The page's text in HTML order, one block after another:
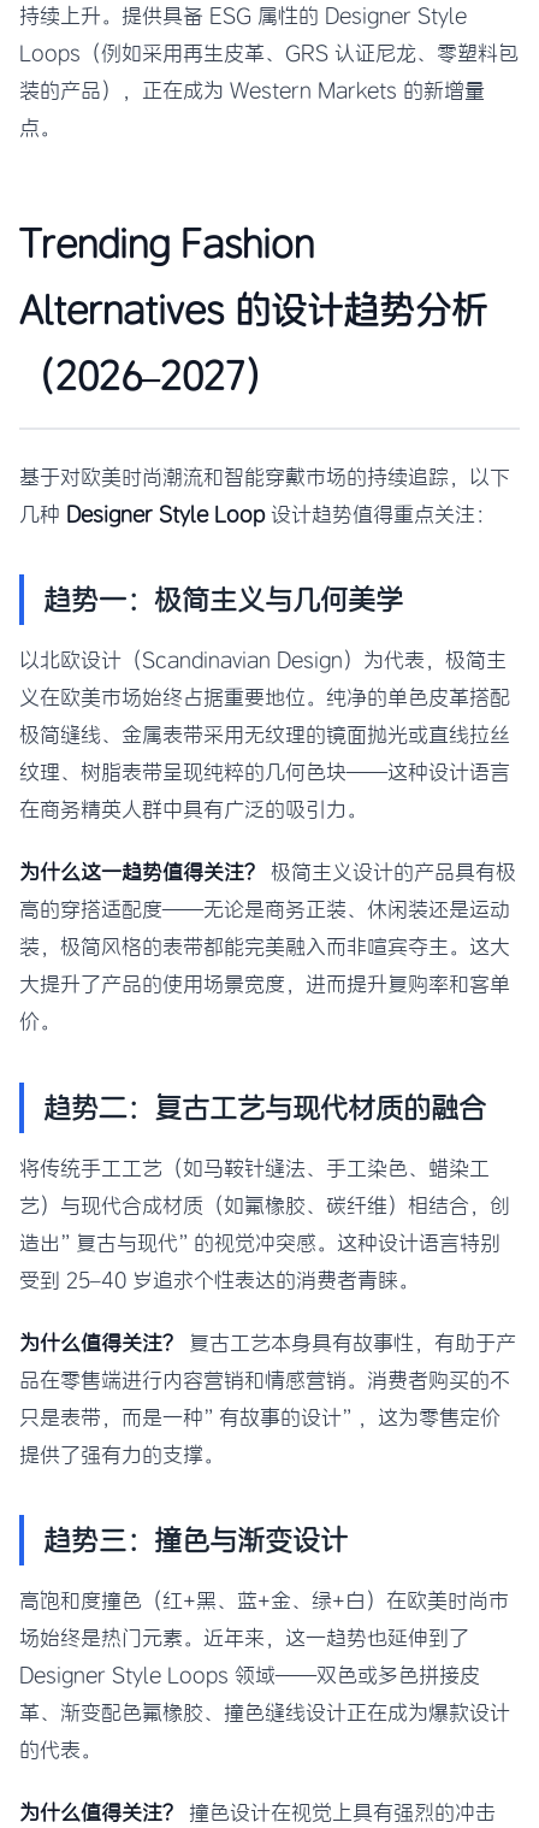
持续上升。提供具备 ESG 属性的 Designer Style
Loops（例如采用再生皮革、GRS 认证尼龙、零塑料包
装的产品），正在成为 Western Markets 的新增量
点。
Trending Fashion
Alternatives 的设计趋势分析
（2026–2027）
基于对欧美时尚潮流和智能穿戴市场的持续追踪，以下
几种 Designer Style Loop设计趋势值得重点关注：
趋势一：极简主义与几何美学
以北欧设计（Scandinavian Design）为代表，极简主
义在欧美市场始终占据重要地位。纯净的单色皮革搭配
极简缝线、金属表带采用无纹理的镜面抛光或直线拉丝
纹理、树脂表带呈现纯粹的几何色块——这种设计语言
在商务精英人群中具有广泛的吸引力。
为什么这一趋势值得关注？ 极简主义设计的产品具有极
高的穿搭适配度——无论是商务正装、休闲装还是运动
装，极简风格的表带都能完美融入而非喧宾夺主。这大
大提升了产品的使用场景宽度，进而提升复购率和客单
价。
趋势二：复古工艺与现代材质的融合
将传统手工工艺（如马鞍针缝法、手工染色、蜡染工
艺）与现代合成材质（如氟橡胶、碳纤维）相结合，创
造出”复古与现代”的视觉冲突感。这种设计语言特别
受到 25–40 岁追求个性表达的消费者青睐。
为什么值得关注？
复古工艺本身具有故事性，有助于产
品在零售端进行内容营销和情感营销。消费者购买的不
只是表带，而是一种”有故事的设计”，这为零售定价
提供了强有力的支撑。
趋势三：撞色与渐变设计
高饱和度撞色（红+黑、蓝+金、绿+白）在欧美时尚市
场始终是热门元素。近年来，这一趋势也延伸到了
Designer Style Loops 领域——双色或多色拼接皮
革、渐变配色氟橡胶、撞色缝线设计正在成为爆款设计
的代表。
为什么值得关注？
撞色设计在视觉上具有强烈的冲击